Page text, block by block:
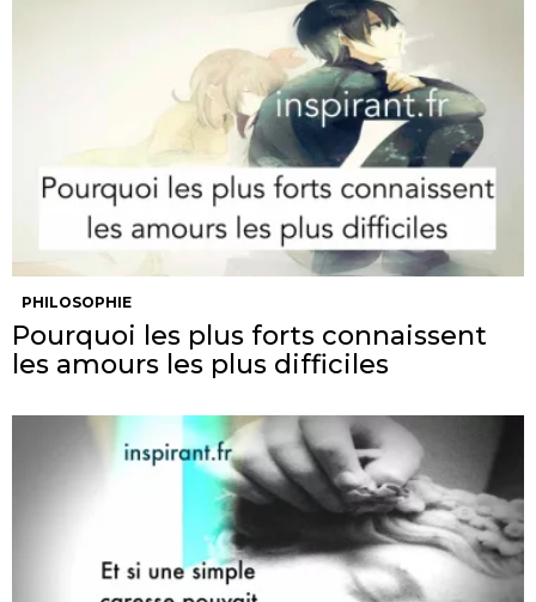
PHILOSOPHIE
Pourquoi les plus forts connaissent
les amours les plus difficiles